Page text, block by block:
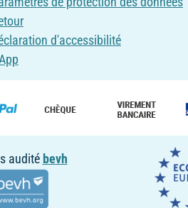
d'accessibilité
audité bevh